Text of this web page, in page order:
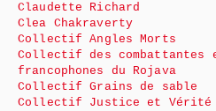
Claudette Richard
Clea Chakraverty
Collectif Angles Morts
Collectif des combattantes
francophones du Rojava
Collectif Grains de sable
Collectif Justice et Vérité